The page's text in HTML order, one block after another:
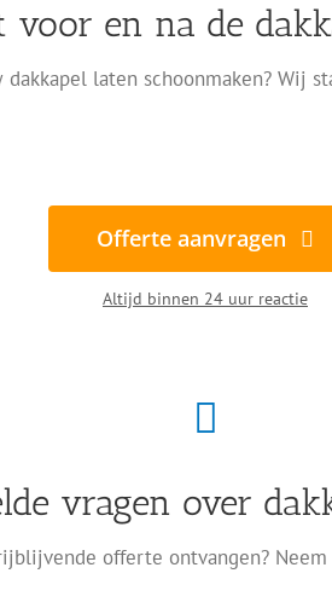
voor en na de
dakkapel laten schoonmaken? Wij
Offerte aanvragen
Altijd binnen 24 uur reactie
vragen over
offerte ontvangen?